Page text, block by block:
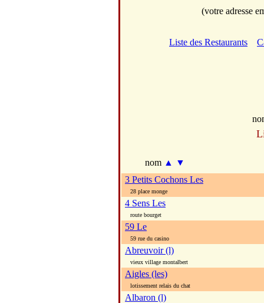
(votre adresse
Liste des Restaurants
nom ▲
▼
3 Petits Cochons Les
28 place monge
4 Sens Les
route bourget
59 Le
59 rue du casino
Abreuvoir (l)
vieux village montalbert
Aigles (les)
lotissement relais du chat
Albaron (l)